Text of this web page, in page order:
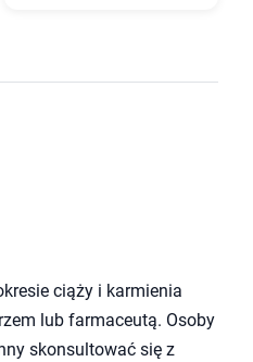
ciąży i karmienia
lub farmaceutą. Osoby
skonsultować się z